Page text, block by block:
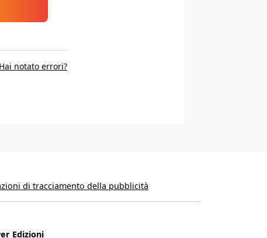
Hai notato errori?
di tracciamento della pubblicità
Edizioni